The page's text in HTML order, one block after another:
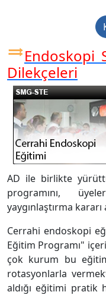
Endoskopi
Dilekçeleri
AD ile birlikte
programını,
yaygınlaştırma kararı
Cerrahi endoskopi
Eğitim Programı"
çok kurum bu
rotasyonlarla
aldığı eğitimi pratik